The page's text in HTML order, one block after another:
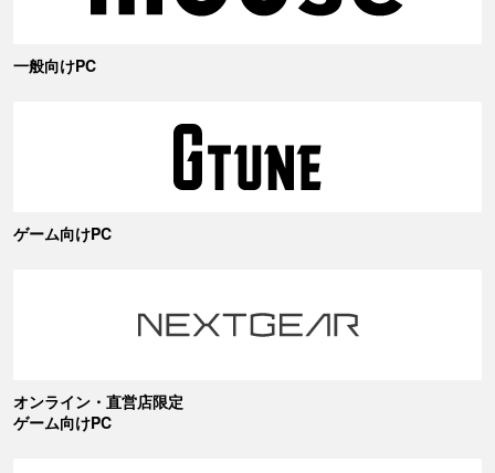
一般向けPC
ゲーム向けPC
オンライン・直営店限定
ゲーム向けPC